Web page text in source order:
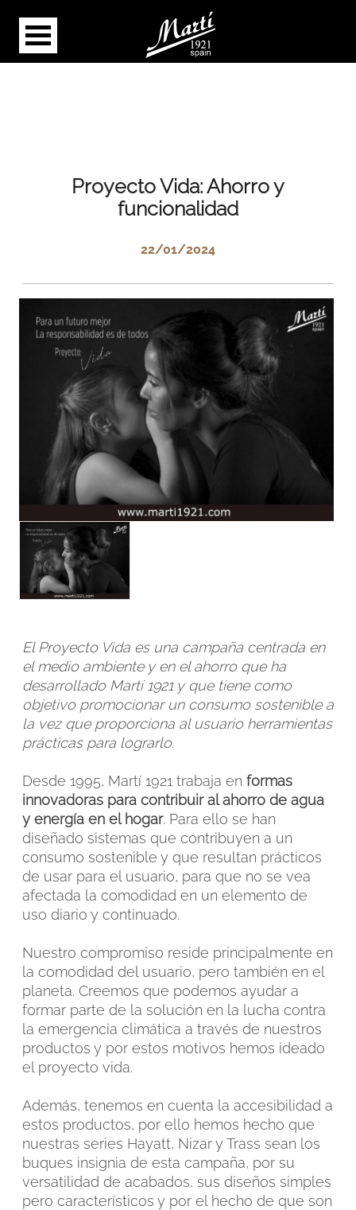
INSTAGRAM
Proyecto Vida: Ahorro y
funcionalidad
22/01/2024
El Proyecto Vida es una campaña centrada en
el medio ambiente y en el ahorro que ha
desarrollado Martí 1921 y que tiene como
objetivo promocionar un consumo sostenible a
la vez que proporciona al usuario herramientas
prácticas para lograrlo.
Desde 1995, Martí 1921 trabaja en formas
innovadoras para contribuir al ahorro de agua
y energía en el hogar. Para ello se han
diseñado sistemas que contribuyen a un
consumo sostenible y que resultan prácticos
de usar para el usuario, para que no se vea
afectada la comodidad en un elemento de
uso diario y continuado.
Nuestro compromiso reside principalmente en
la comodidad del usuario, pero también en el
planeta. Creemos que podemos ayudar a
formar parte de la solución en la lucha contra
la emergencia climática a través de nuestros
productos y por estos motivos hemos ideado
el proyecto vida.
Además, tenemos en cuenta la accesibilidad a
estos productos, por ello hemos hecho que
nuestras series Hayatt, Nizar y Trass sean los
buques insignia de esta campaña, por su
versatilidad de acabados, sus diseños simples
pero característicos y por el hecho de que son